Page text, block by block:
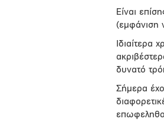
Είναι
(εμφάνιση
Ιδιαίτερα
δυνατό
Σήμερα